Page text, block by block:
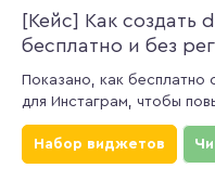
[Кейс] Как создать
бесплатно и без
Показано, как бесплатно
для Инстаграм, чтобы
Набор виджетов